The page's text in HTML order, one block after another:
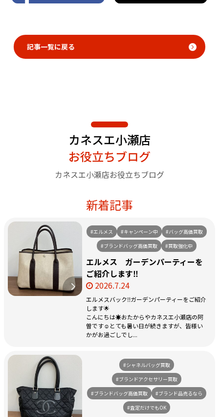
記事一覧に戻る
カネスエ小瀬店
お役立ちブログ
カネスエ小瀬店お役立ちブログ
新着記事
#エルメス #キャンペーン中
#バッグ高価買取
#ブランドバッグ高価買取
#買取強化中
エルメス ガーデンパーティーを
ご紹介します‼️
2026.7.24
エルメスバック‼️ガーデンパーティーをご紹介
します🌟
こんにちは☀️おたからやカネスエ小瀬店の阿
曽です☺️とても暑い日が続きますが、皆様い
かがお過ごしでし...
#シャネルバッグ買取
#ブランドアクセサリー買取
#ブランドバッグ高価買取
#ブランド品売るなら
#査定だけでもOK